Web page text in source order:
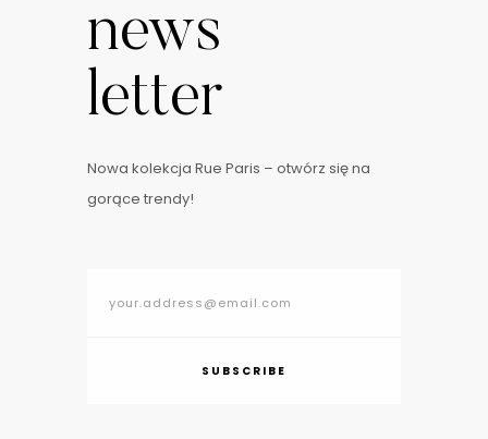
news
letter
Nowa kolekcja Rue Paris – otwórz się na
gorące trendy!
SUBSCRIBE